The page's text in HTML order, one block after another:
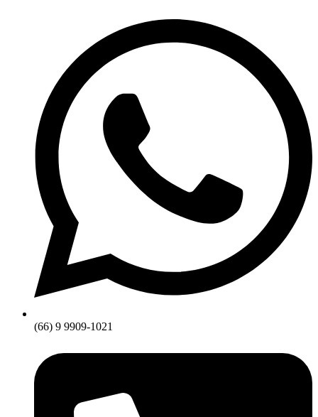
(66) 9 9909-1021